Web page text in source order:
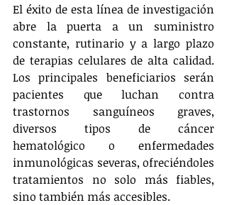
El éxito de esta línea de investigación
abre la puerta a un suministro
constante, rutinario y a largo plazo
de terapias celulares de alta calidad.
Los principales beneficiarios serán
pacientes que luchan contra
trastornos sanguíneos graves,
diversos tipos de cáncer
hematológico o enfermedades
inmunológicas severas, ofreciéndoles
tratamientos no solo más fiables,
sino también más accesibles.